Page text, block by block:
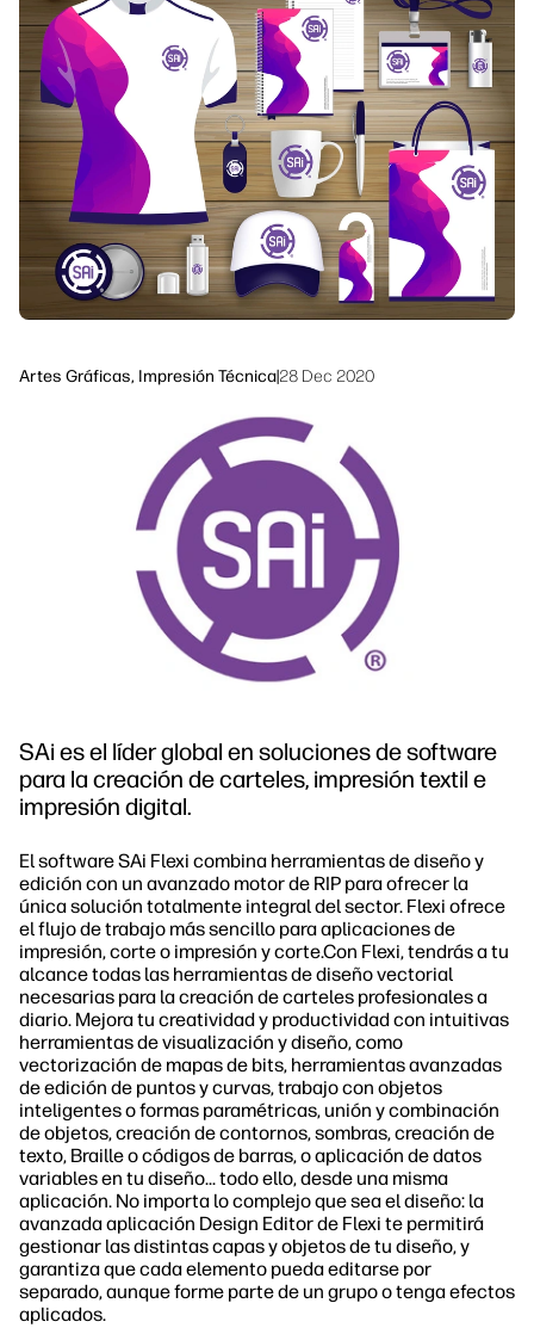
Síguenos
linkedInfacebook
twitter youtube
Soluciones de flujo de trabajo
Sostenibilidad
Artes Gráficas, Impresión Técnica|28 Dec 2020
SAi es el líder global en soluciones de software
para la creación de carteles, impresión textil e
impresión digital.
El software SAi Flexi combina herramientas de diseño y
edición con un avanzado motor de RIP para ofrecer la
única solución totalmente integral del sector. Flexi ofrece
el flujo de trabajo más sencillo para aplicaciones de
impresión, corte o impresión y corte.Con Flexi, tendrás a tu
alcance todas las herramientas de diseño vectorial
necesarias para la creación de carteles profesionales a
diario. Mejora tu creatividad y productividad con intuitivas
herramientas de visualización y diseño, como
vectorización de mapas de bits, herramientas avanzadas
de edición de puntos y curvas, trabajo con objetos
inteligentes o formas paramétricas, unión y combinación
de objetos, creación de contornos, sombras, creación de
texto, Braille o códigos de barras, o aplicación de datos
variables en tu diseño... todo ello, desde una misma
aplicación. No importa lo complejo que sea el diseño: la
avanzada aplicación Design Editor de Flexi te permitirá
gestionar las distintas capas y objetos de tu diseño, y
garantiza que cada elemento pueda editarse por
separado, aunque forme parte de un grupo o tenga efectos
aplicados.